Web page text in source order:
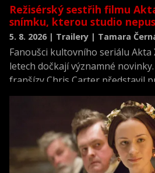
Režisérský sestřih filmu
snímku, kterou studio
5. 8. 2026 | Trailery | Tamara
Fanoušci kultovního seriálu Akta
letech dočkají významné
franšízy Chris Carter představil
neviděné režisérské verzi filmu